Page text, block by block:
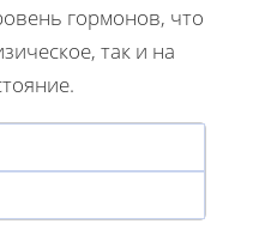
гормонов, что
так и на